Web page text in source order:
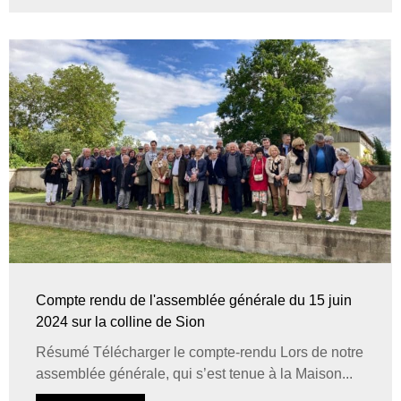
Compte rendu de l'assemblée générale du 15 juin
2024 sur la colline de Sion
Résumé Télécharger le compte-rendu Lors de notre
assemblée générale, qui s’est tenue à la Maison...